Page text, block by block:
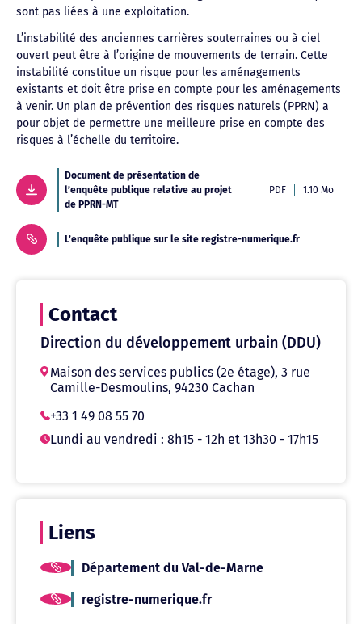
sont pas liées à une exploitation.
L’instabilité des anciennes carrières souterraines ou à ciel
ouvert peut être à l’origine de mouvements de terrain. Cette
instabilité constitue un risque pour les aménagements
existants et doit être prise en compte pour les aménagements
à venir. Un plan de prévention des risques naturels (PPRN) a
pour objet de permettre une meilleure prise en compte des
risques à l’échelle du territoire.
Document de présentation de
l’enquête publique relative au projet
de PPRN-MT
PDF 1.10 Mo
L’enquête publique sur le site registre-numerique.fr
Contact
Direction du développement urbain (DDU)
Maison des services publics (2e étage), 3 rue
Camille-Desmoulins, 94230 Cachan
+33 1 49 08 55 70
Lundi au vendredi : 8h15 - 12h et 13h30 - 17h15
Liens
Département du Val-de-Marne
registre-numerique.fr